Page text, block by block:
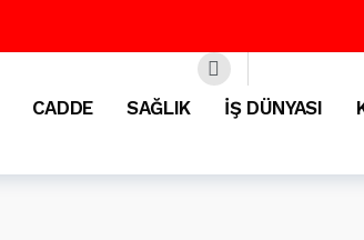
CADDE SAĞLIK İŞ DÜNYASI